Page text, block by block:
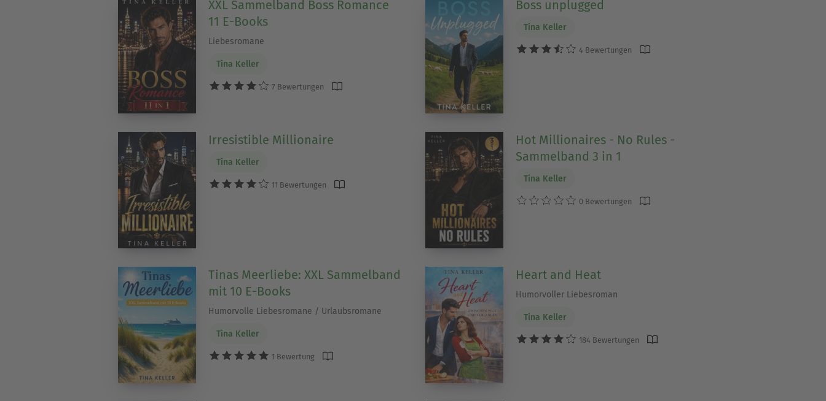
XXL Sammelband Boss Romance
11 E-Books
Liebesromane
Tina Keller
7 Bewertungen
Boss unplugged
Tina Keller
4 Bewertungen
Irresistible Millionaire
Tina Keller
11 Bewertungen
Hot Millionaires - No Rules -
Sammelband 3 in 1
Tina Keller
0 Bewertungen
Tinas Meerliebe: XXL Sammelband
mit 10 E-Books
Humorvolle Liebesromane / Urlaubsromane
Tina Keller
1 Bewertung
Heart and Heat
Humorvoller Liebesroman
Tina Keller
184 Bewertungen